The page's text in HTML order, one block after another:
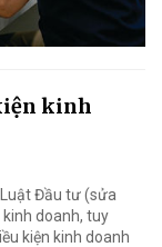
kinh
Đầu tư (sửa
doanh, tuy
kiện kinh doanh